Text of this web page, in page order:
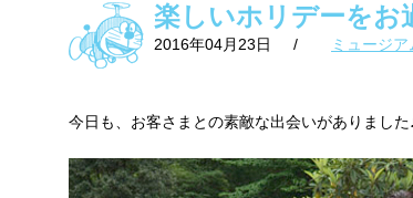
楽しいホリデーをお
2016年04月23日 / ミュージ
今日も、お客さまとの素敵な出会いがありました